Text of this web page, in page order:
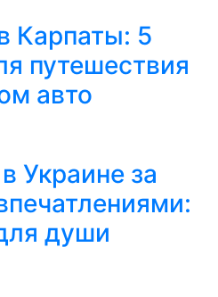
Карпаты: 5
путешествия
авто
Украине за
души